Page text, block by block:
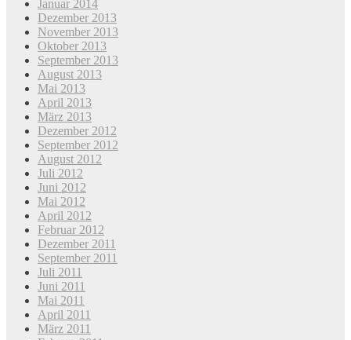
Januar 2014
Dezember 2013
November 2013
Oktober 2013
September 2013
August 2013
Mai 2013
April 2013
März 2013
Dezember 2012
September 2012
August 2012
Juli 2012
Juni 2012
Mai 2012
April 2012
Februar 2012
Dezember 2011
September 2011
Juli 2011
Juni 2011
Mai 2011
April 2011
März 2011